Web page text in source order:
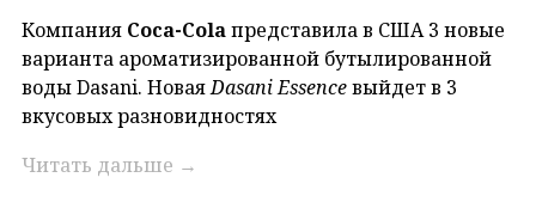
Компания Coca-Colaпредставила в США 3 новые
варианта ароматизированной бутылированной
воды Dasani. НоваяDasani Essenceвыйдет в 3
вкусовых разновидностях
Читать дальше →